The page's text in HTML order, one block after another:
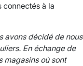
connectés à la
avons décidé de nous
En échange de
magasins où sont